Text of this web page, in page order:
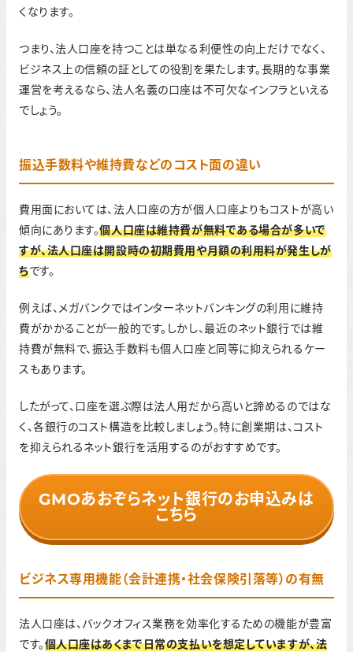
くなります。
つまり、法人口座を持つことは単なる利便性の向上だけでなく、
ビジネス上の信頼の証としての役割を果たします。長期的な事業
運営を考えるなら、法人名義の口座は不可欠なインフラといえる
でしょう。
振込手数料や維持費などのコスト面の違い
費用面においては、法人口座の方が個人口座よりもコストが高い
傾向にあります。個人口座は維持費が無料である場合が多いで
すが、法人口座は開設時の初期費用や月額の利用料が発生しが
ちです。
例えば、メガバンクではインターネットバンキングの利用に維持
費がかかることが一般的です。しかし、最近のネット銀行では維
持費が無料で、振込手数料も個人口座と同等に抑えられるケー
スもあります。
したがって、口座を選ぶ際は法人用だから高いと諦めるのではな
く、各銀行のコスト構造を比較しましょう。特に創業期は、コスト
を抑えられるネット銀行を活用するのがおすすめです。
GMOあおぞらネット銀行のお申込みは
こちら
ビジネス専用機能（会計連携・社会保険引落等）の有無
法人口座は、バックオフィス業務を効率化するための機能が豊富
です。個人口座はあくまで日常の支払いを想定していますが、法